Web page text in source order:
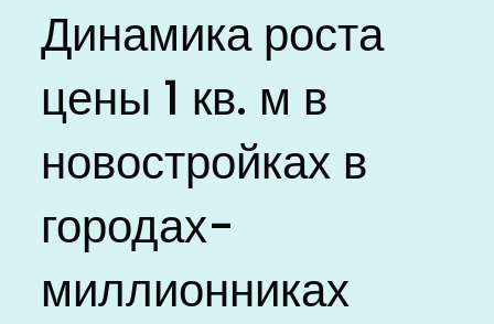
Динамика роста
цены 1 кв. м в
новостройках в
городах-
миллионниках